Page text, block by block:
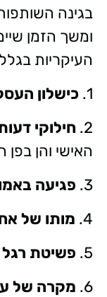
בגינה
ומשך הזמן
העיקריות
1. כישלון
2. חילוקי
האישי והן בפן
3. פגיעה
4. מותו של
5. פשיטת
6. מקרה של